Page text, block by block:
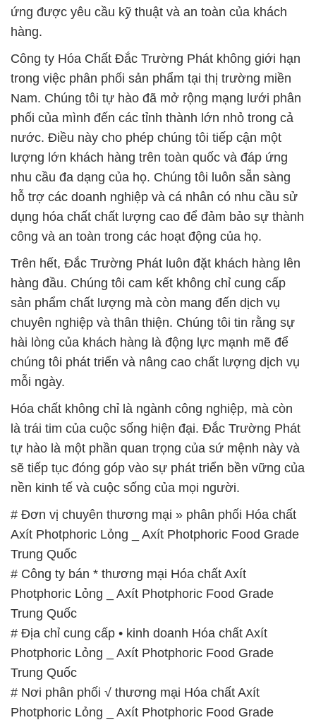
ứng được yêu cầu kỹ thuật và an toàn của khách
hàng.
Công ty Hóa Chất Đắc Trường Phát không giới hạn
trong việc phân phối sản phẩm tại thị trường miền
Nam. Chúng tôi tự hào đã mở rộng mạng lưới phân
phối của mình đến các tỉnh thành lớn nhỏ trong cả
nước. Điều này cho phép chúng tôi tiếp cận một
lượng lớn khách hàng trên toàn quốc và đáp ứng
nhu cầu đa dạng của họ. Chúng tôi luôn sẵn sàng
hỗ trợ các doanh nghiệp và cá nhân có nhu cầu sử
dụng hóa chất chất lượng cao để đảm bảo sự thành
công và an toàn trong các hoạt động của họ.
Trên hết, Đắc Trường Phát luôn đặt khách hàng lên
hàng đầu. Chúng tôi cam kết không chỉ cung cấp
sản phẩm chất lượng mà còn mang đến dịch vụ
chuyên nghiệp và thân thiện. Chúng tôi tin rằng sự
hài lòng của khách hàng là động lực mạnh mẽ để
chúng tôi phát triển và nâng cao chất lượng dịch vụ
mỗi ngày.
Hóa chất không chỉ là ngành công nghiệp, mà còn
là trái tim của cuộc sống hiện đại. Đắc Trường Phát
tự hào là một phần quan trọng của sứ mệnh này và
sẽ tiếp tục đóng góp vào sự phát triển bền vững của
nền kinh tế và cuộc sống của mọi người.
# Đơn vị chuyên thương mại » phân phối Hóa chất
Axít Photphoric Lỏng _ Axít Photphoric Food Grade
Trung Quốc
# Công ty bán * thương mại Hóa chất Axít
Photphoric Lỏng _ Axít Photphoric Food Grade
Trung Quốc
# Địa chỉ cung cấp • kinh doanh Hóa chất Axít
Photphoric Lỏng _ Axít Photphoric Food Grade
Trung Quốc
# Nơi phân phối √ thương mại Hóa chất Axít
Photphoric Lỏng _ Axít Photphoric Food Grade